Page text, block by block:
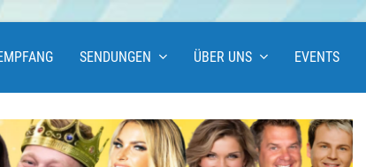
SENDUNGEN ÜBER UNS EVENTS